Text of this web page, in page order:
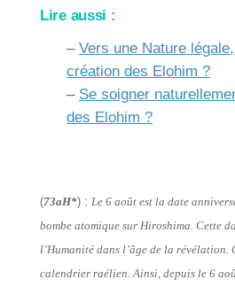
Lire aussi :
– Vers une Nature
création des Elohim ?
– Se soigner
des Elohim ?
(73aH*) : Le 6 août est la date
bombe atomique sur Hiroshima. Cette
l’Humanité dans l’âge de la révélation.
calendrier raélien. Ainsi, depuis le 6